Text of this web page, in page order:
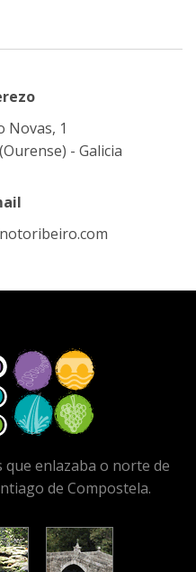
Novas, 1
- Galicia
que enlazaba o norte de
de Compostela.